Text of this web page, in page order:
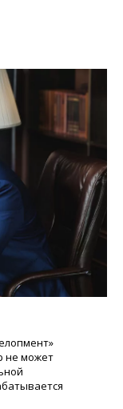
не может